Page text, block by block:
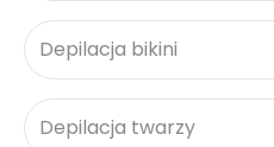
Depilacja bikini
Depilacja twarzy